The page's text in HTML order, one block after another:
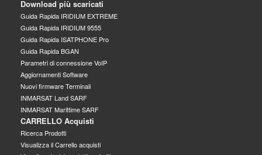
Download più scaricati
Guida Rapida IRIDIUM EXTREME
Guida Rapida IRIDIUM 9555
Guida Rapida ISATPHONE Pro
Guida Rapida BGAN
Parametri di connessione VoIP
Aggiornamenti Software
Nuovi firmware Terminali
INMARSAT Land SARF
INMARSAT Marittime SARF
CARRELLO Acquisti
Ricerca Prodotti
Visualizza il Carrello acquisti